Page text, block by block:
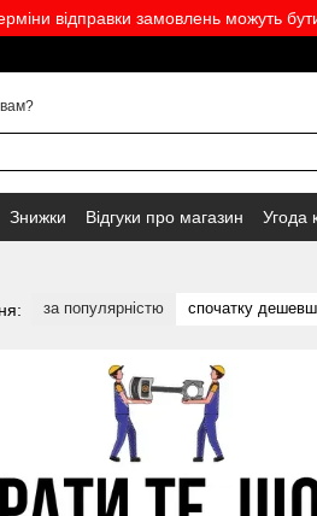
відправки замовлень можуть
Знижки Відгуки про магазин Угода
за популярністю спочатку